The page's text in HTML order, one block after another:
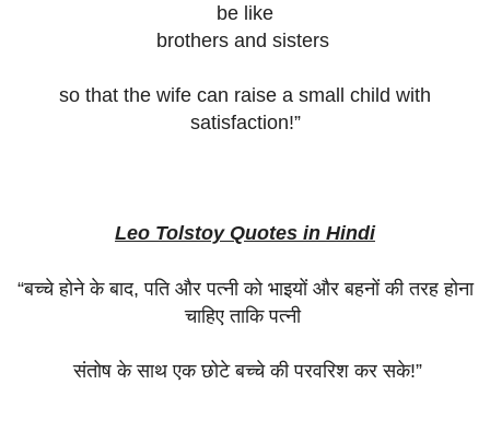
be like
brothers and sisters
so that the wife can raise a small child with
satisfaction!”
Leo Tolstoy Quotes in Hindi
“बच्चे होने के बाद,पति और पत्नी को भाइयों और बहनों की तरह होना
चाहिए ताकि पत्नी
संतोष के साथ एक छोटे बच्चे की परवरिश कर सके!”